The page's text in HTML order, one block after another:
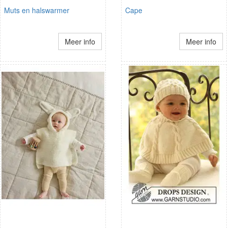
Muts en halswarmer
Meer info
Cape
Meer info